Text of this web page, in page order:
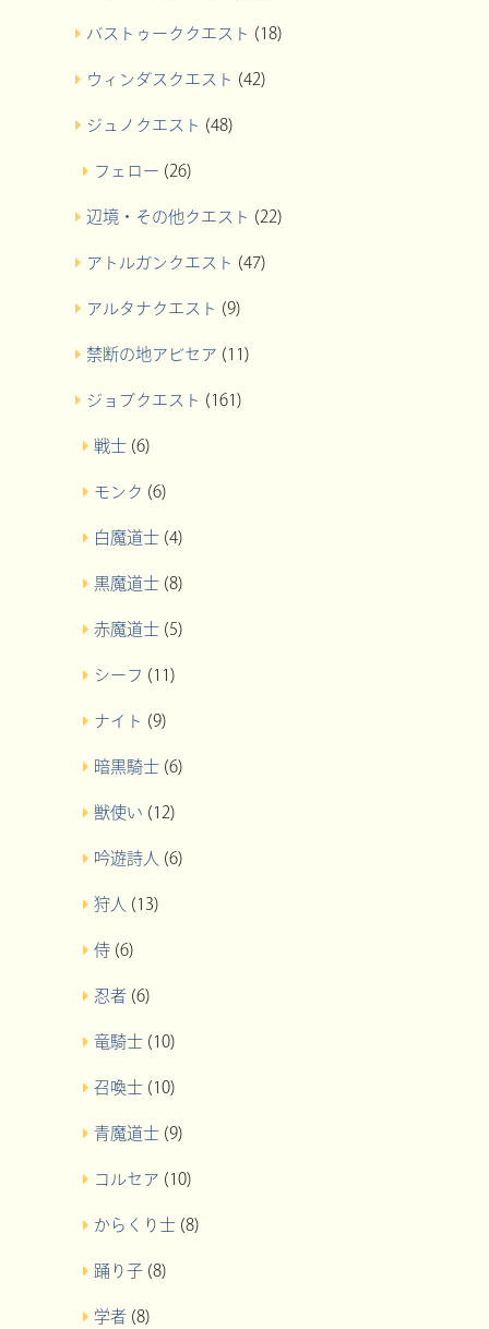
バストゥーククエスト (18)
ウィンダスクエスト (42)
ジュノクエスト (48)
フェロー (26)
辺境・その他クエスト (22)
アトルガンクエスト (47)
アルタナクエスト (9)
禁断の地アビセア (11)
ジョブクエスト (161)
戦士 (6)
モンク (6)
白魔道士 (4)
黒魔道士 (8)
赤魔道士 (5)
シーフ (11)
ナイト (9)
暗黒騎士 (6)
獣使い (12)
吟遊詩人 (6)
狩人 (13)
侍 (6)
忍者 (6)
竜騎士 (10)
召喚士 (10)
青魔道士 (9)
コルセア (10)
からくり士 (8)
踊り子 (8)
学者 (8)